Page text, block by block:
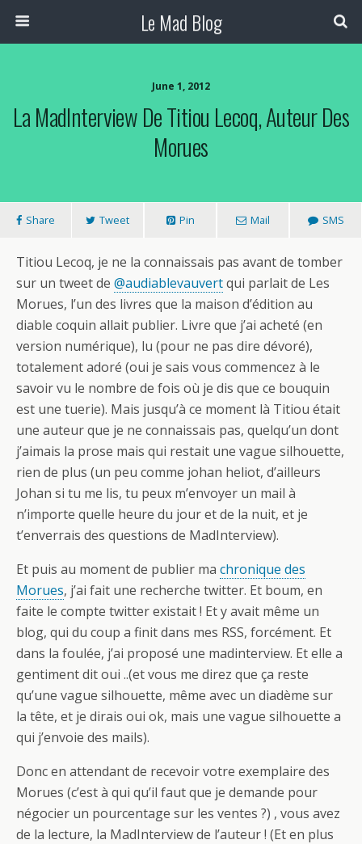
Le Mad Blog
June 1, 2012
La MadInterview De Titiou Lecoq, Auteur Des
Morues
Share Tweet Pin Mail SMS
Titiou Lecoq, je ne la connaissais pas avant de tomber
sur un tweet de @audiablevauvertqui parlait de Les
Morues, l’un des livres que la maison d’édition au
diable coquin allait publier. Livre que j’ai acheté (en
version numérique), lu (pour ne pas dire dévoré),
totalement adoré (oui je sais vous commencez à le
savoir vu le nombre de fois où je dis que ce bouquin
est une tuerie). Mais jusqu’à ce moment là Titiou était
une auteur que je ne connaissais pas, quelqu’un dont
j’aimais la prose mais qui restait une vague silhouette,
rien de plus (un peu comme johan heliot, d’ailleurs
Johan si tu me lis, tu peux m’envoyer un mail à
n’importe quelle heure du jour et de la nuit, et je
t’enverrais des questions de MadInterview).
Et puis au moment de publier ma chronique des
Morues, j’ai fait une recherche twitter. Et boum, en
faite le compte twitter existait ! Et y avait même un
blog, qui du coup a finit dans mes RSS, forcément. Et
dans la foulée, j’ai proposé une madinterview. Et elle a
gentiment dit oui ..(et vous me direz que ça reste
qu’une vague silhouette, même avec un diadème sur
la tête, et je dirais oui ok, mais une vague silhouette a
qui j’envoie des mails).
Donc en attendant de recevoir votre exemplaire des
Morues (c’est à qui qu’il faut que je demande pour
négocier un pourcentage sur les ventes ?) , vous avez
de la lecture, la MadInterview de l’auteur ! (Et en plus